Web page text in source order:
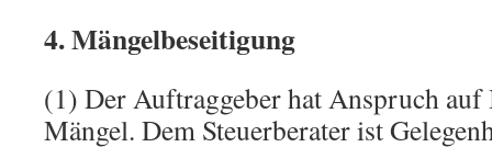
4. Mängelbeseitigung
(1) Der Auftraggeber hat Anspruch auf
Mängel. Dem Steuerberater ist